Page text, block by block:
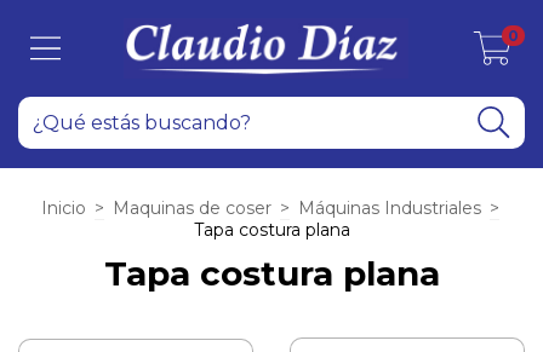
0
Inicio > Maquinas de coser > Máquinas Industriales >
Tapa costura plana
Tapa costura plana